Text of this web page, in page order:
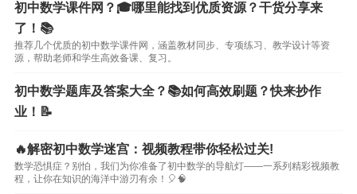
初中数学课件网？🎓哪里能找到优质资源？干货分享来
了！📚
推荐几个优质的初中数学课件网，涵盖教材同步、专项练习、教学设计等资
源，帮助老师和学生高效备课、复习。
初中数学题库及答案大全？📚如何高效刷题？快来抄作
业！📝
🔥解密初中数学迷宫：视频教程带你轻松过关!
数学恐惧症？别怕，我们为你准备了初中数学的导航灯——一系列精彩视频教
程，让你在知识的海洋中游刃有余！🎈🧠